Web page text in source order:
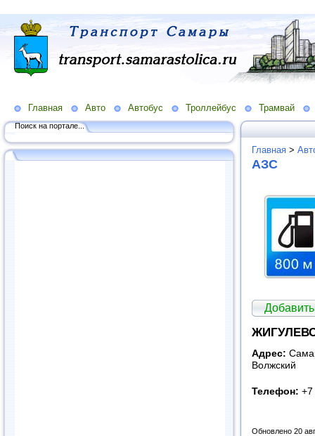
Главная Авто Автобус Троллейбус Трамвай
Поиск на портале...
Главная >
АЗС
Адрес:
Волжский
Телефон: +7
Обновлено 20